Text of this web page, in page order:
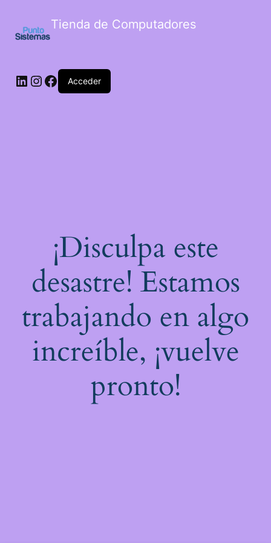
Tienda de Computadores
Acceder
¡Disculpa este
desastre! Estamos
trabajando en algo
increíble, ¡vuelve
pronto!